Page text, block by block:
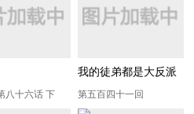
八十六话 下
我的徒弟都是大反派
第五百四十一回